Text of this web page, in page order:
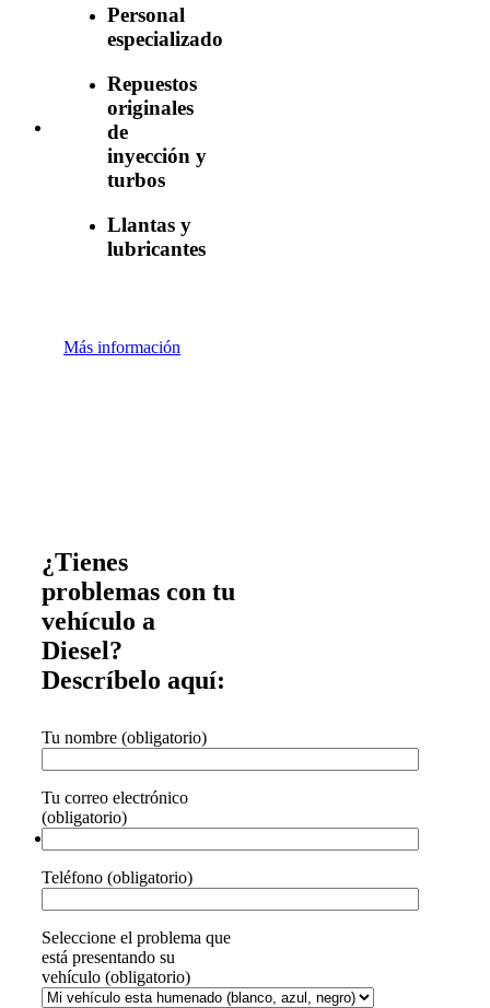
Personal
especializado
Repuestos
originales
de
inyección y
turbos
Llantas y
lubricantes
Más información
¿Tienes
problemas con tu
vehículo a
Diesel?
Descríbelo aquí:
Tu nombre (obligatorio)
Tu correo electrónico
(obligatorio)
Teléfono (obligatorio)
Seleccione el problema que
está presentando su
vehículo (obligatorio)